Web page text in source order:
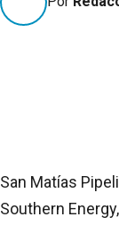
San Matías
Southern